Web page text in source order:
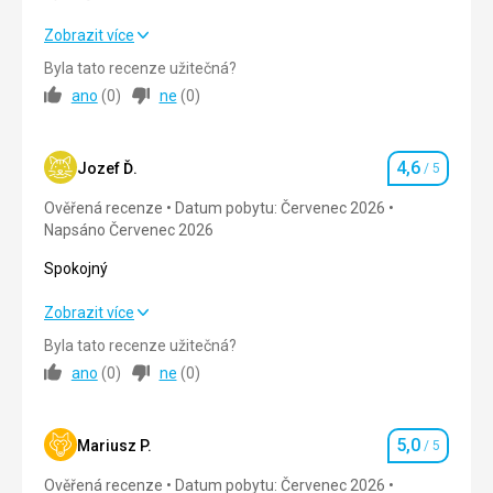
Služby
Cena
Spokojnosť
Strava
Okolí 4,0/ 5
Služby
Pláž
Dobrá,voda priezračná
Strava
Ubytování
Dobre
Služby
Zobrazit více
Byla tato recenze užitečná?
ano (0) ne (0)
Jozef Ď. Hodnocení
4,6 / 5
Ověřená recenze
Datum pobytu: Červenec 2026
Napsáno Červenec 2026
Spokojný
Spokojný
Strava
Okolí 5,0/ 5
Služby
Zobrazit více
Byla tato recenze užitečná?
ano (0) ne (0)
Mariusz P. Hodnocení
5,0 / 5
Ověřená recenze
Datum pobytu: Červenec 2026